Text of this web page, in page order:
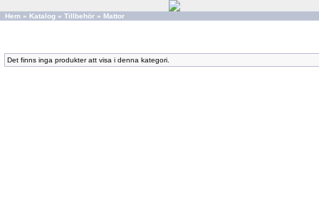
Hem » Katalog » Tillbehör » Mattor
Det finns inga produkter att visa i denna kategori.